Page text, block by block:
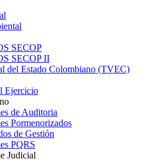
SECOP
SECOP II
del Estado Colombiano (TVEC)
Ejercicio
de Auditoria
Pormenorizados
de Gestión
PQRS
Judicial